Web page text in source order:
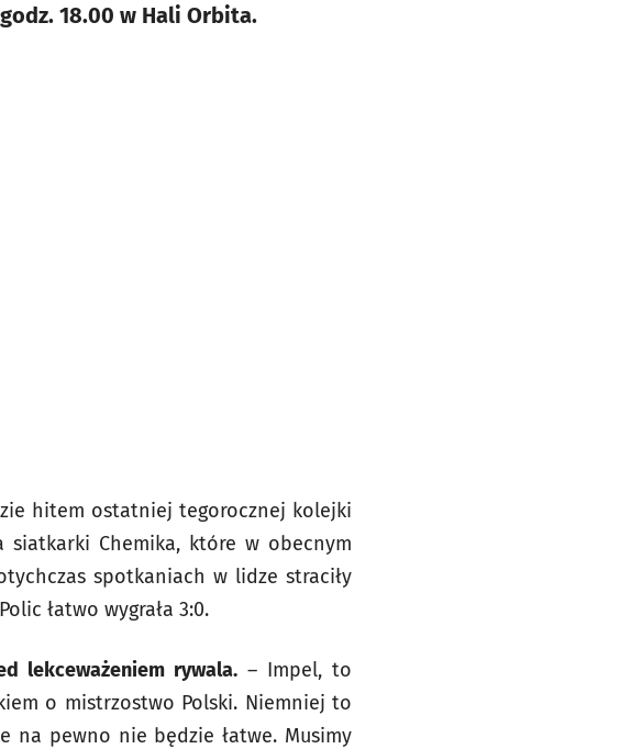
18.00 w Hali Orbita.
hitem ostatniej tegorocznej kolejki
siatkarki Chemika, które w obecnym
spotkaniach w lidze straciły
łatwo wygrała 3:0.
lekceważeniem rywala.– Impel, to
o mistrzostwo Polski. Niemniej to
na pewno nie będzie łatwe. Musimy